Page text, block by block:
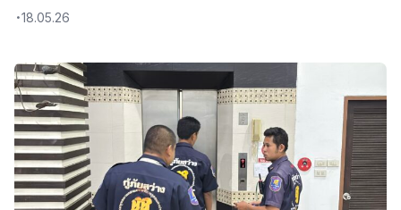
18.05.26